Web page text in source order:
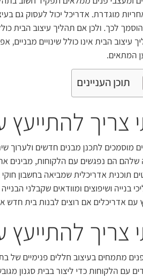
מוגדרת. אדריכל יכול לעסוק גם
לכך. ולכן אם תהליך עיצוב הבית
עיצוב הבית אינו כולל שינויים
המתאים.
תוכן העניינים
צריך
מוסמכים לתכנן מבנים חדשים ולערוך
שלהם הם נפגשים עם הלקוחות, מבינים
תוכנית אדריכלית שמביאה בחשבון
בנייה ושיפוצים ומוודאים שקבלני
עם אדריכלים אם רוצים לבנות בית חדש
צריך
מתמחים בעיצוב חללים פנימיים של
עם הלקוחות כדי ליצור בבית סגנון